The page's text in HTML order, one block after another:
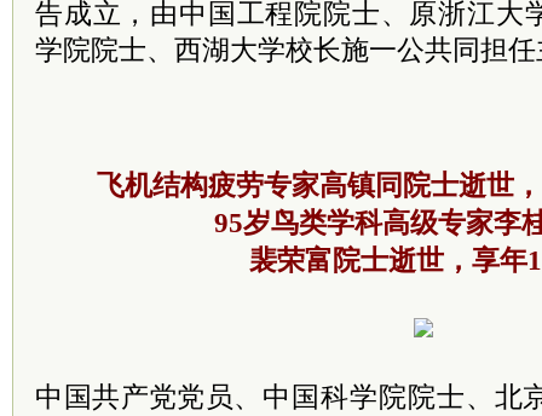
告成立，由中国工程院院士、原浙江大
学院院士、西湖大学校长施一公共同担
飞机结构疲劳专家高镇同院士逝世
95岁鸟类学科高级专家李
裴荣富院士逝世，享年
中国共产党党员、中国科学院院士、北